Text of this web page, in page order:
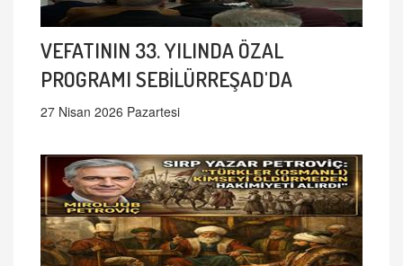
VEFATININ 33. YILINDA ÖZAL
PROGRAMI SEBİLÜRREŞAD'DA
27 Nisan 2026 Pazartesi